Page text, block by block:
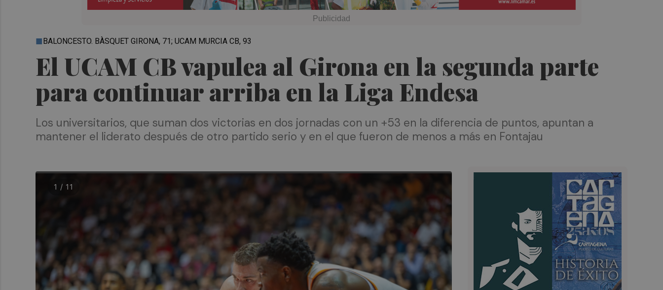
El UCAM CB vapulea al Girona en la segunda parte
para continuar arriba en la Liga Endesa
BALONCESTO. BÀSQUET GIRONA, 71; UCAM MURCIA CB, 93
Los universitarios, que suman dos victorias en dos jornadas con un +53 en la diferencia de puntos, apuntan a
mantener el liderato después de otro partido serio y en el que fueron de menos a más en Fontajau
1 / 11